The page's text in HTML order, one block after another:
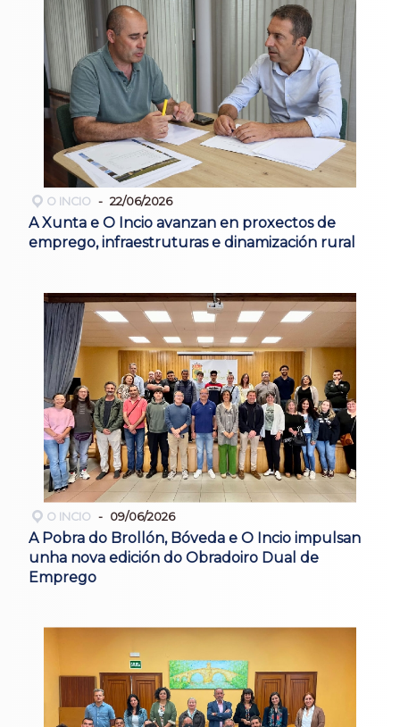
O INCIO 22/06/2026
A Xunta e O Incio avanzan en proxectos de
emprego, infraestruturas e dinamización rural
O INCIO 09/06/2026
A Pobra do Brollón, Bóveda e O Incio impulsan
unha nova edición do Obradoiro Dual de
Emprego